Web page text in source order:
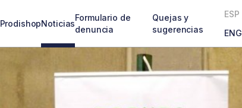
ProdishopNoticias
Formulario de
denuncia
Quejas y
sugerencias
ESP
ENG